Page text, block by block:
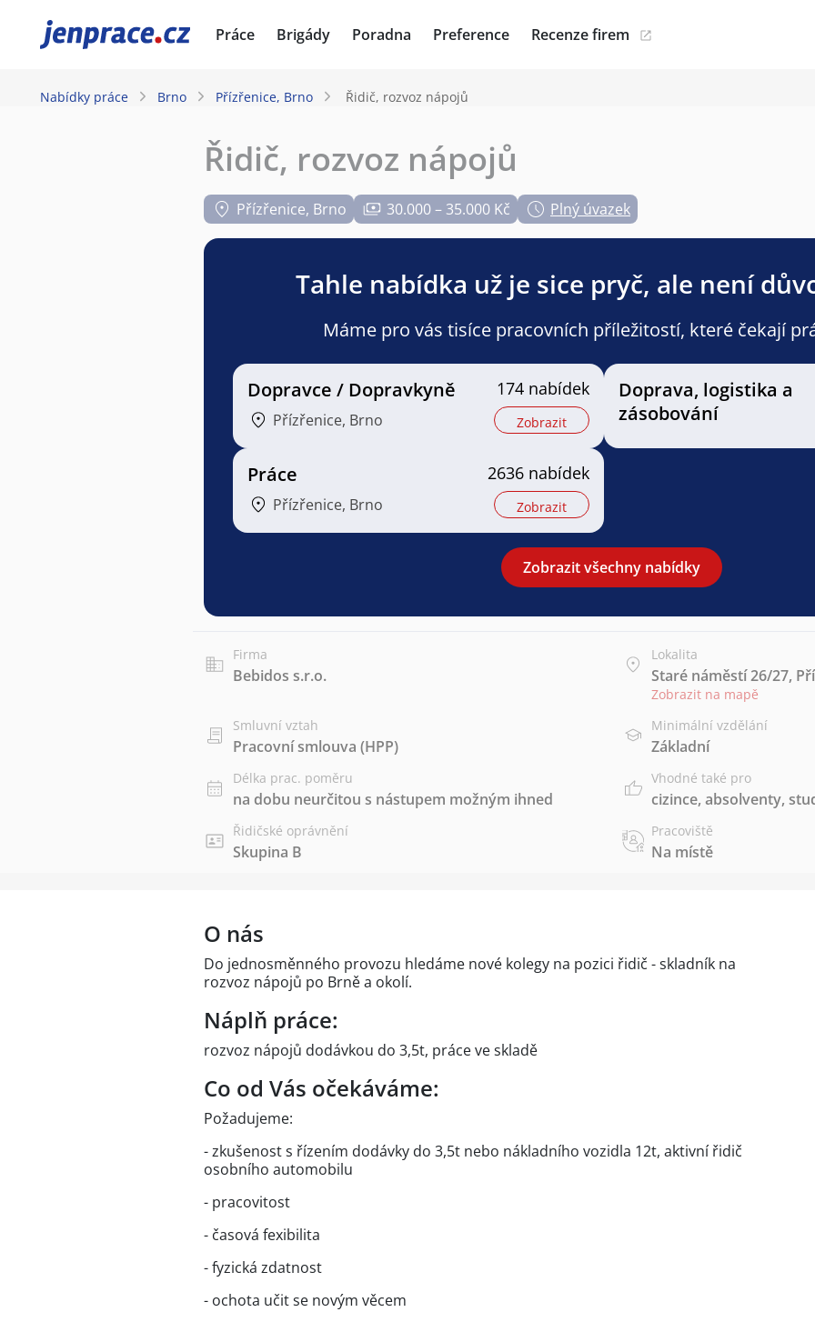
JenPráce.cz Práce Brigády Poradna Preference Recenze firem
Nabídky práce Brno Přízřenice, Brno Řidič, rozvoz nápojů
Řidič, rozvoz nápojů
Přízřenice, Brno 30.000 – 35.000 Kč Plný úvazek
Tahle nabídka už je sice pryč, ale není
Máme pro vás tisíce pracovních příležitostí, které čekají
Dopravce / Dopravkyně
Přízřenice, Brno
174 nabídek
Zobrazit
Doprava, logistika a
zásobování
Práce
Přízřenice, Brno
2636 nabídek
Zobrazit
Zobrazit všechny nabídky
Firma
Bebidos s.r.o.
Lokalita
Staré náměstí 26/27,
Zobrazit na mapě
Smluvní vztah
Pracovní smlouva (HPP)
Minimální vzdělání
Základní
Délka prac. poměru
na dobu neurčitou s nástupem možným ihned
Vhodné také pro
cizince, absolventy,
Řidičské oprávnění
Skupina B
Pracoviště
Na místě
O nás
Do jednosměnného provozu hledáme nové kolegy na pozici řidič - skladník na
rozvoz nápojů po Brně a okolí.
Náplň práce:
rozvoz nápojů dodávkou do 3,5t, práce ve skladě
Co od Vás očekáváme:
Požadujeme:
- zkušenost s řízením dodávky do 3,5t nebo nákladního vozidla 12t, aktivní řidič
osobního automobilu
- pracovitost
- časová fexibilita
- fyzická zdatnost
- ochota učit se novým věcem